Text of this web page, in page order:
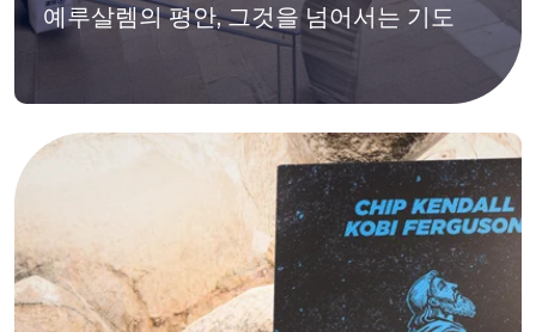
예루살렘의 평안, 그것을 넘어서는 기도